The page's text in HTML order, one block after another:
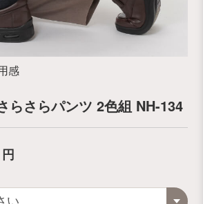
感
らさらパンツ 2色組 NH-134
円